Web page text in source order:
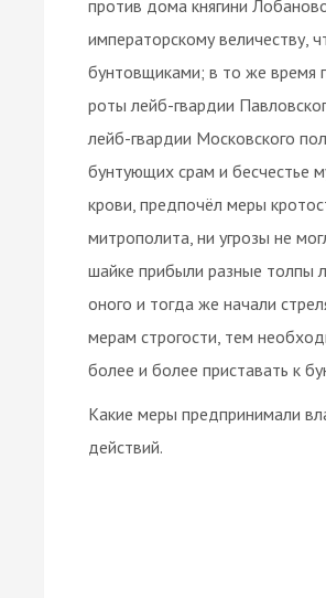
против дома княгини
императорскому величеству,
бунтовщиками; в то же время
роты лейб-гвардии
лейб-гвардии Московского
бунтующих срам и бесчестье
крови, предпочёл меры
митрополита, ни угрозы не
шайке прибыли разные толпы
оного и тогда же начали
мерам строгости, тем
более и более приставать к
Какие меры предпринимали
действий.